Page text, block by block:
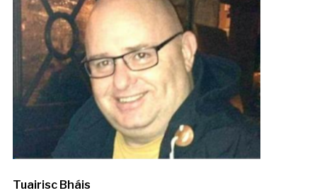
Tuairisc Bháis